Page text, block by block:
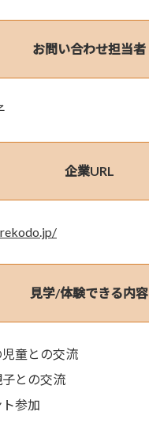
お問い合わせ担当者
企業URL
見学/体験できる内容
児童との交流
子との交流
ト参加